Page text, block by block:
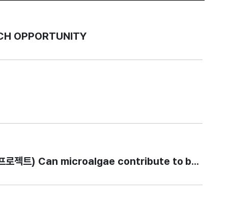
OPPORTUNITY
화 프로젝트) Can microalgae contribute to better